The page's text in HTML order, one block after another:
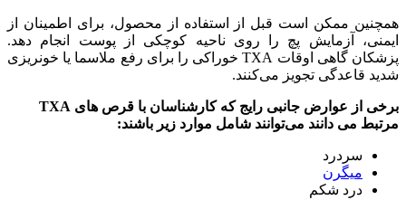
همچنین ممکن است قبل از استفاده از محصول، برای اطمینان از
ایمنی، آزمایش پچ را روی ناحیه کوچکی از پوست انجام دهد.
پزشکان گاهی اوقات TXA خوراکی را برای رفع ملاسما یا خونریزی
شدید قاعدگی تجویز می‌کنند.
برخی از عوارض جانبی رایج که کارشناسان با قرص های TXA
مرتبط می دانند می‌توانند شامل موارد زیر باشند:
سردرد
میگرن
درد شکم